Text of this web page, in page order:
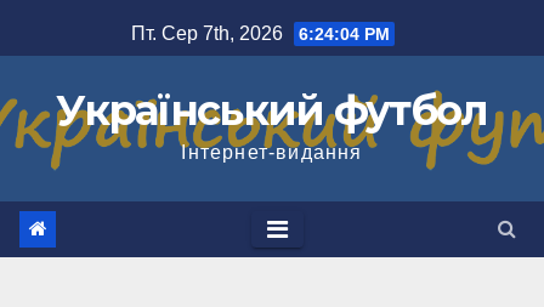
до
Пт. Сер 7th, 2026 6:24:04 PM
Український футбол
Інтернет-видання